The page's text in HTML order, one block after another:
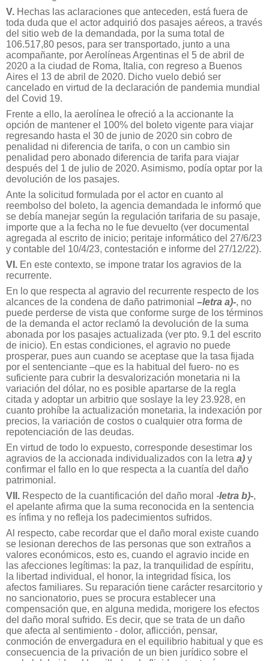
V. Hechas las aclaraciones que anteceden, está fuera de
toda duda que el actor adquirió dos pasajes aéreos, a través
del sitio web de la demandada, por la suma total de
106.517,80 pesos, para ser transportado, junto a una
acompañante, por Aerolíneas Argentinas el 5 de abril de
2020 a la ciudad de Roma, Italia, con regreso a Buenos
Aires el 13 de abril de 2020. Dicho vuelo debió ser
cancelado en virtud de la declaración de pandemia mundial
del Covid 19.
Frente a ello, la aerolínea le ofreció a la accionante la
opción de mantener el 100% del boleto vigente para viajar
regresando hasta el 30 de junio de 2020 sin cobro de
penalidad ni diferencia de tarifa, o con un cambio sin
penalidad pero abonado diferencia de tarifa para viajar
después del 1 de julio de 2020. Asimismo, podía optar por la
devolución de los pasajes.
Ante la solicitud formulada por el actor en cuanto al
reembolso del boleto, la agencia demandada le informó que
se debía manejar según la regulación tarifaria de su pasaje,
importe que a la fecha no le fue devuelto (ver documental
agregada al escrito de inicio; peritaje informático del 27/6/23
y contable del 10/4/23, contestación e informe del 27/12/22).
VI. En este contexto, se impone tratar los agravios de la
recurrente.
En lo que respecta al agravio del recurrente respecto de los
alcances de la condena de daño patrimonial –letra a)-, no
puede perderse de vista que conforme surge de los términos
de la demanda el actor reclamó la devolución de la suma
abonada por los pasajes actualizada (ver pto. 9.1 del escrito
de inicio). En estas condiciones, el agravio no puede
prosperar, pues aun cuando se aceptase que la tasa fijada
por el sentenciante –que es la habitual del fuero- no es
suficiente para cubrir la desvalorización monetaria ni la
variación del dólar, no es posible apartarse de la regla
citada y adoptar un arbitrio que soslaye la ley 23.928, en
cuanto prohíbe la actualización monetaria, la indexación por
precios, la variación de costos o cualquier otra forma de
repotenciación de las deudas.
En virtud de todo lo expuesto, corresponde desestimar los
agravios de la accionada individualizados con la letra a) y
confirmar el fallo en lo que respecta a la cuantía del daño
patrimonial.
VII. Respecto de la cuantificación del daño moral -letra b)-,
el apelante afirma que la suma reconocida en la sentencia
es ínfima y no refleja los padecimientos sufridos.
Al respecto, cabe recordar que el daño moral existe cuando
se lesionan derechos de las personas que son extraños a
valores económicos, esto es, cuando el agravio incide en
las afecciones legítimas: la paz, la tranquilidad de espíritu,
la libertad individual, el honor, la integridad física, los
afectos familiares. Su reparación tiene carácter resarcitorio y
no sancionatorio, pues se procura establecer una
compensación que, en alguna medida, morigere los efectos
del daño moral sufrido. Es decir, que se trata de un daño
que afecta al sentimiento - dolor, aflicción, pensar,
conmoción de envergadura en el equilibrio habitual y que es
consecuencia de la privación de un bien jurídico sobre el